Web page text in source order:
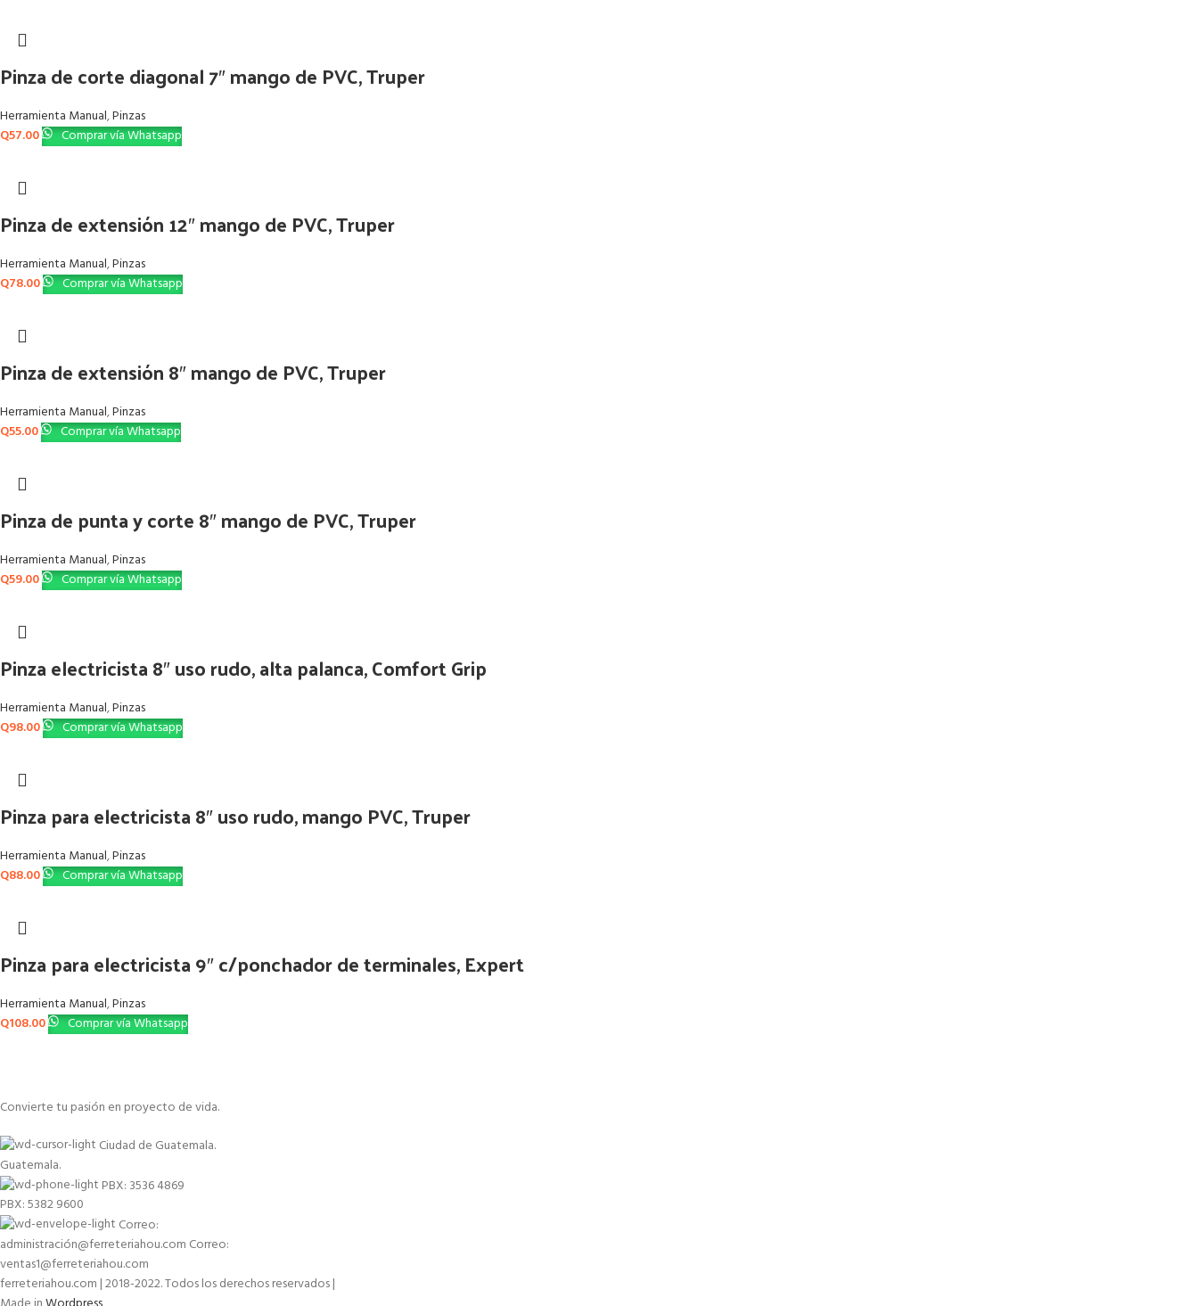
Pinza de corte diagonal 7″ mango de PVC, Truper
Herramienta Manual,Pinzas
Q57.00 Comprar vía Whatsapp
Pinza de extensión 12″ mango de PVC, Truper
Herramienta Manual,Pinzas
Q78.00 Comprar vía Whatsapp
Pinza de extensión 8″ mango de PVC, Truper
Herramienta Manual,Pinzas
Q55.00 Comprar vía Whatsapp
Pinza de punta y corte 8″ mango de PVC, Truper
Herramienta Manual,Pinzas
Q59.00 Comprar vía Whatsapp
Pinza electricista 8″ uso rudo, alta palanca, Comfort Grip
Herramienta Manual,Pinzas
Q98.00 Comprar vía Whatsapp
Pinza para electricista 8″ uso rudo, mango PVC, Truper
Herramienta Manual,Pinzas
Q88.00 Comprar vía Whatsapp
Pinza para electricista 9″ c/ponchador de terminales, Expert
Herramienta Manual,Pinzas
Q108.00 Comprar vía Whatsapp
Convierte tu pasión en proyecto de vida.
Ciudad de Guatemala.
Guatemala.
PBX: 3536 4869
PBX: 5382 9600
Correo:
administración@ferreteriahou.com Correo:
ventas1@ferreteriahou.com
ferreteriahou.com | 2018-2022. Todos los derechos reservados |